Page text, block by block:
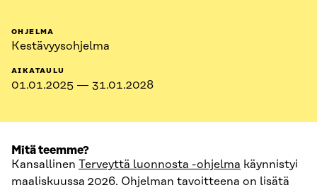
OHJELMA
Kestävyysohjelma
AIKATAULU
01.01.2025 — 31.01.2028
Mitä teemme?
Kansallinen Terveyttä luonnosta -ohjelma käynnistyi
maaliskuussa 2026. Ohjelman tavoitteena on lisätä